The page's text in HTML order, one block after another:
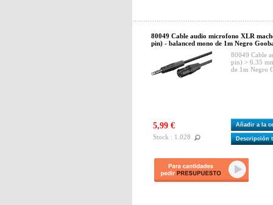
80049 Cable audio microfono XLR
pin) - balanced mono de 1m Negro
80049 Cable
pin) > 6.35
de 1m Negro
5,99 €
Stock : 1.028
Añadir a la
Descripción